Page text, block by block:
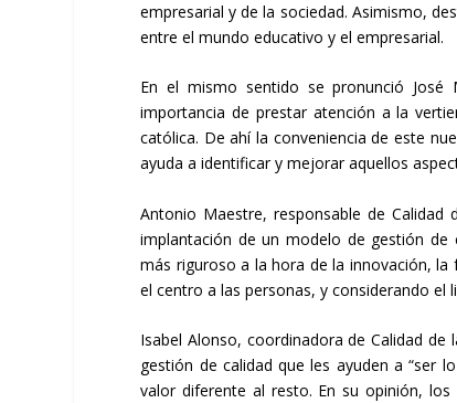
empresarial y de la sociedad. Asimismo,
entre el mundo educativo y el empresarial.
En el mismo sentido se pronunció José
importancia de prestar atención a la
católica. De ahí la conveniencia de este
ayuda a identificar y mejorar aquellos
Antonio Maestre, responsable de Calidad
implantación de un modelo de gestión
más riguroso a la hora de la innovación,
el centro a las personas, y considerando el
Isabel Alonso, coordinadora de Calidad
gestión de calidad que les ayuden a “ser
valor diferente al resto. En su opinión,